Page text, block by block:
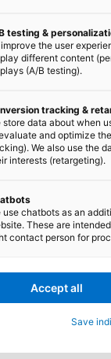
Cloud-
Ihr
ist komplex.
um
alle
testing &
the user
different content
(A/B testing).
tracking &
store data about when
and optimize
We also use the
interests (retargeting).
use chatbots as an
These are
contact person for
Accept all
Save